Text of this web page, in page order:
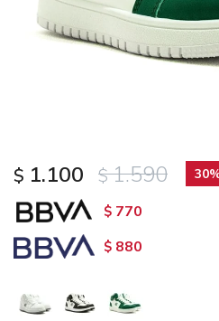
$ 1.100 $ 1.590 30
$ 770
$ 880